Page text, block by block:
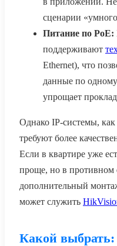
сценарии
Питание по PoE:
поддерживают
Ethernet), что
данные по
упрощает
Однако IP-системы,
требуют более
Если в квартире уже
проще, но в противном
дополнительный
может служить
Какой выбрать: